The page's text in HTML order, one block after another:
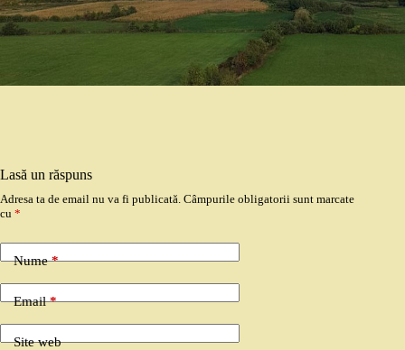
Lasă un răspuns
Adresa ta de email nu va fi publicată. Câmpurile obligatorii sunt marcate
cu *
Nume*
Email*
Site web